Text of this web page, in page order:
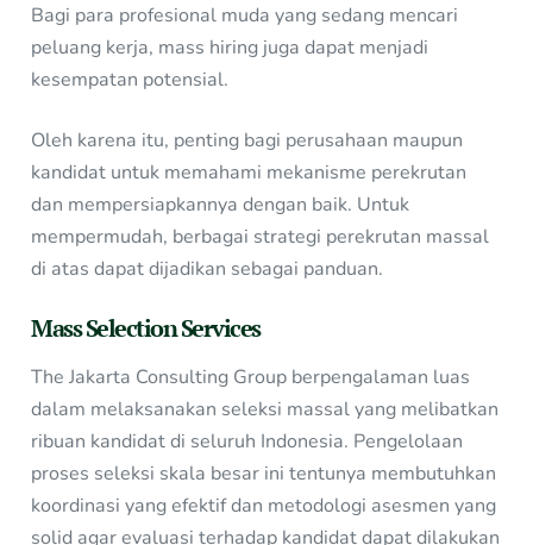
Bagi para profesional muda yang sedang mencari
peluang kerja, mass hiring juga dapat menjadi
kesempatan potensial.
Oleh karena itu, penting bagi perusahaan maupun
kandidat untuk memahami mekanisme perekrutan
dan mempersiapkannya dengan baik. Untuk
mempermudah, berbagai strategi perekrutan massal
di atas dapat dijadikan sebagai panduan.
Mass Selection Services
The Jakarta Consulting Group berpengalaman luas
dalam melaksanakan seleksi massal yang melibatkan
ribuan kandidat di seluruh Indonesia. Pengelolaan
proses seleksi skala besar ini tentunya membutuhkan
koordinasi yang efektif dan metodologi asesmen yang
solid agar evaluasi terhadap kandidat dapat dilakukan